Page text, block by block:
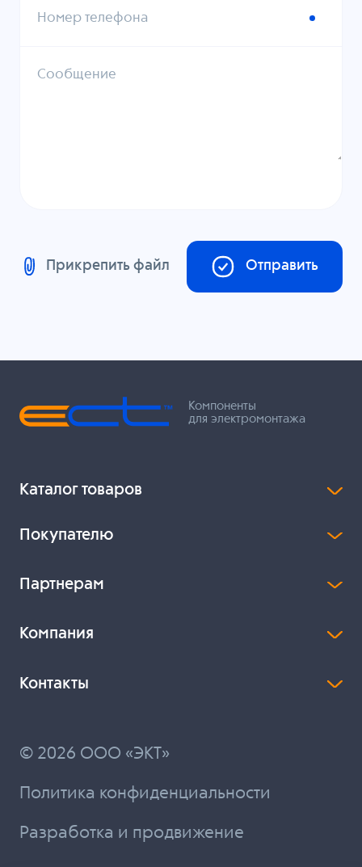
Номер телефона
Сообщение
Прикрепить файл Отправить
Компоненты
для электромонтажа
Каталог товаров
Покупателю
Партнерам
Компания
Контакты
© 2026 ООО «ЭКТ»
Политика конфиденциальности
Разработка и продвижение